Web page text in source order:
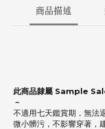
商品描述
此商品隸屬 Sample
－
不適用七天鑑賞期，無法
微小髒污，不影響穿著，